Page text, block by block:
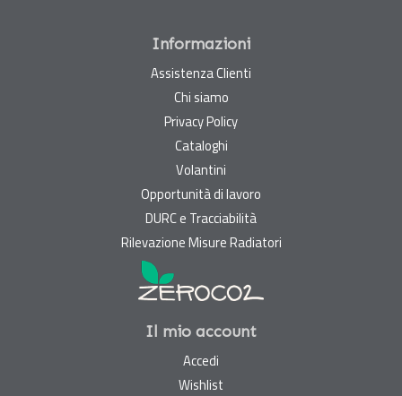
Informazioni
Assistenza Clienti
Chi siamo
Privacy Policy
Cataloghi
Volantini
Opportunità di lavoro
DURC e Tracciabilità
Rilevazione Misure Radiatori
Il mio account
Accedi
Wishlist